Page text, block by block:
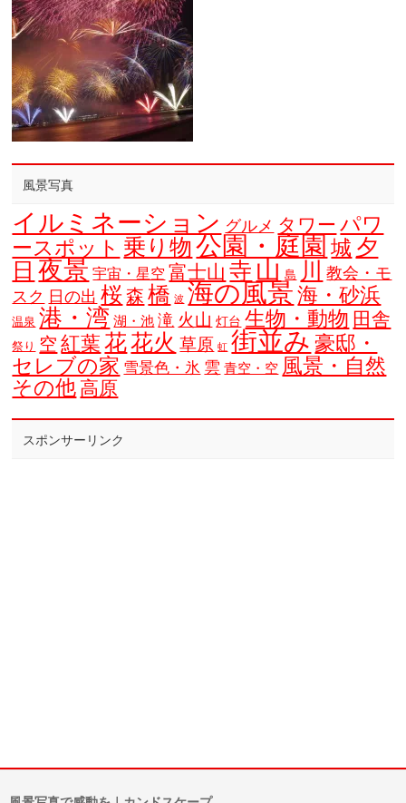
風景写真
イルミネーション グルメ タワー パワ
ースポット 乗り物 公園・庭園 城 夕
日 夜景 宇宙・星空 富士山 寺 山 島 川
教会・モ
スク 日の出 桜 森 橋 波 海の風景 海・砂浜
温泉 港・湾 湖・池 滝 火山 灯台 生物・動物 田舎
祭り 空 紅葉 花花火 草原 虹 街並み 豪邸・
セレブの家 雪景色・氷 雲 青空・空 風景・自然
その他 高原
スポンサーリンク